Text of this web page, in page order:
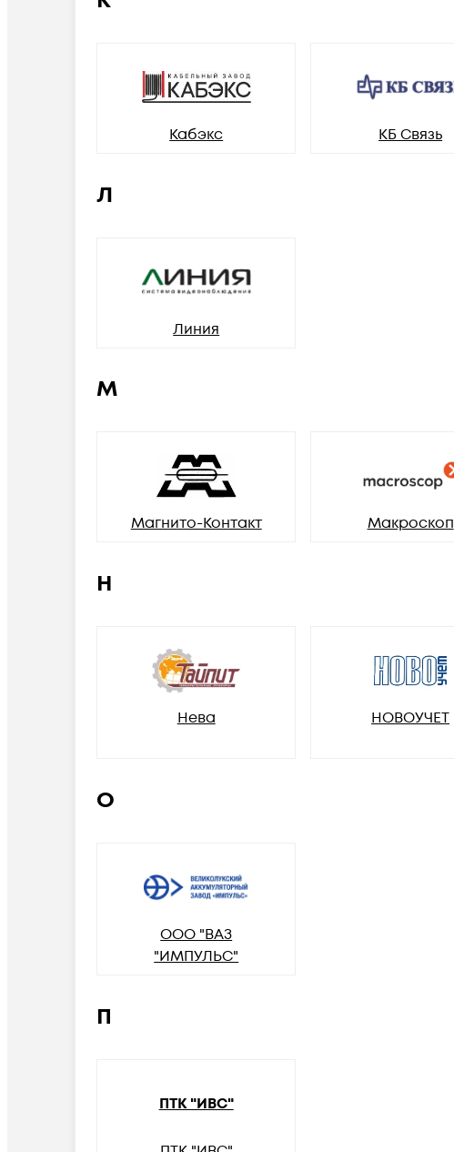
Кабэкс КБ Связь
Л
Линия
М
Магнито-Контакт Макроскоп
Н
Нева НОВОУЧЕТ
О
ООО "ВАЗ
"ИМПУЛЬС"
П
ПТК "ИВС"